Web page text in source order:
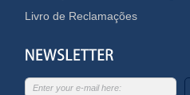
Livro de Reclamações